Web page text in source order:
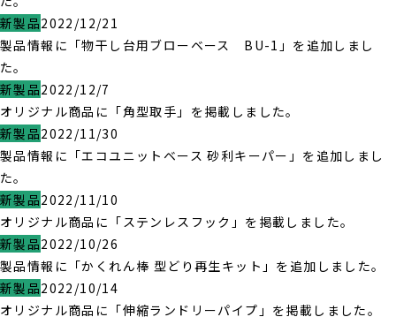
新製品2022/12/21
製品情報に「物干し台用ブローベース BU-1」を追加しまし
た。
新製品2022/12/7
オリジナル商品に「角型取手」を掲載しました。
新製品2022/11/30
製品情報に「エコユニットベース 砂利キーパー」を追加しまし
た。
新製品2022/11/10
オリジナル商品に「ステンレスフック」を掲載しました。
新製品2022/10/26
製品情報に「かくれん棒 型どり再生キット」を追加しました。
新製品2022/10/14
オリジナル商品に「伸縮ランドリーパイプ」を掲載しました。